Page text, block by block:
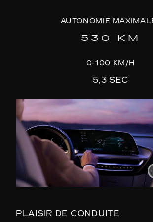
AUTONOMIE
530 KM
0-100 KM/H
5,3 SEC
PLAISIR DE CONDUITE